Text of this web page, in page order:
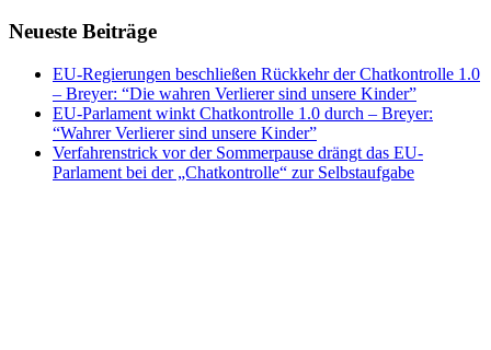
Neueste Beiträge
EU-Regierungen beschließen Rückkehr der Chatkontrolle 1.0
– Breyer: “Die wahren Verlierer sind unsere Kinder”
EU-Parlament winkt Chatkontrolle 1.0 durch – Breyer:
“Wahrer Verlierer sind unsere Kinder”
Verfahrenstrick vor der Sommerpause drängt das EU-
Parlament bei der „Chatkontrolle“ zur Selbstaufgabe